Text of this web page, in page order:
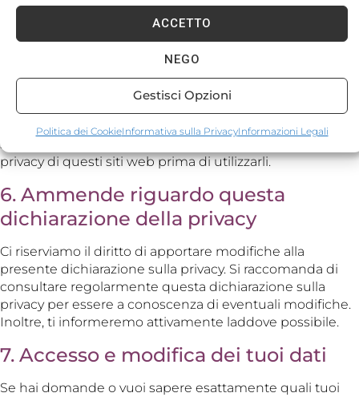
ACCETTO
NEGO
Gestisci Opzioni
Politica dei CookieInformativa sulla PrivacyInformazioni Legali
riviste.
5. Siti web di terze parti
web di terzi collegati tramite link sul nostro sito web.
Non possiamo garantire che queste terze parti
gestiscano i vostri dati personali in modo affidabile e
sicuro. Vi consigliamo di leggere le dichiarazioni sulla
privacy di questi siti web prima di utilizzarli.
6. Ammende riguardo questa
dichiarazione della privacy
Ci riserviamo il diritto di apportare modifiche alla
presente dichiarazione sulla privacy. Si raccomanda di
consultare regolarmente questa dichiarazione sulla
privacy per essere a conoscenza di eventuali modifiche.
Inoltre, ti informeremo attivamente laddove possibile.
7. Accesso e modifica dei tuoi dati
Se hai domande o vuoi sapere esattamente quali tuoi